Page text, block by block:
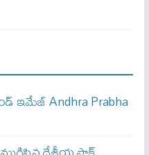
ఇమేజ్ Andhra Prabha